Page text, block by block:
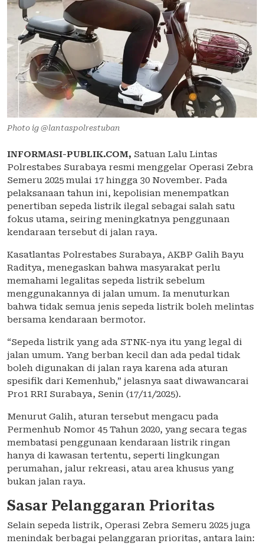
Photo ig @lantaspolrestuban
INFORMASI-PUBLIK.COM, Satuan Lalu Lintas
Polrestabes Surabaya resmi menggelar Operasi Zebra
Semeru 2025 mulai 17 hingga 30 November. Pada
pelaksanaan tahun ini, kepolisian menempatkan
penertiban sepeda listrik ilegal sebagai salah satu
fokus utama, seiring meningkatnya penggunaan
kendaraan tersebut di jalan raya.
Kasatlantas Polrestabes Surabaya, AKBP Galih Bayu
Raditya, menegaskan bahwa masyarakat perlu
memahami legalitas sepeda listrik sebelum
menggunakannya di jalan umum. Ia menuturkan
bahwa tidak semua jenis sepeda listrik boleh melintas
bersama kendaraan bermotor.
“Sepeda listrik yang ada STNK-nya itu yang legal di
jalan umum. Yang berban kecil dan ada pedal tidak
boleh digunakan di jalan raya karena ada aturan
spesifik dari Kemenhub,” jelasnya saat diwawancarai
Pro1 RRI Surabaya, Senin (17/11/2025).
Menurut Galih, aturan tersebut mengacu pada
Permenhub Nomor 45 Tahun 2020, yang secara tegas
membatasi penggunaan kendaraan listrik ringan
hanya di kawasan tertentu, seperti lingkungan
perumahan, jalur rekreasi, atau area khusus yang
bukan jalan raya.
Sasar Pelanggaran Prioritas
Selain sepeda listrik, Operasi Zebra Semeru 2025 juga
menindak berbagai pelanggaran prioritas, antara lain: